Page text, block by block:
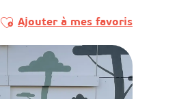
Ajouter aux favoris
Ajouter à mes favoris